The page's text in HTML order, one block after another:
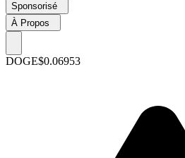
Sponsorisé
À Propos
DOGE$0.06953